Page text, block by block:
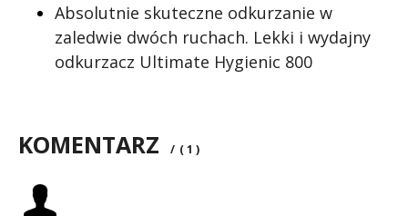
Absolutnie skuteczne odkurzanie w
zaledwie dwóch ruchach. Lekki i wydajny
odkurzacz Ultimate Hygienic 800
KOMENTARZ / ( 1 )